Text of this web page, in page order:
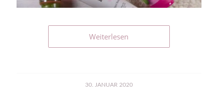
Weiterlesen
30. JANUAR 2020